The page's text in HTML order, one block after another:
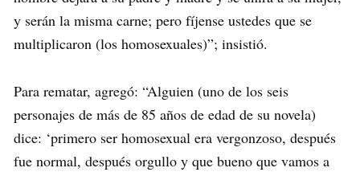
y serán la misma carne; pero fíjense ustedes que se
multiplicaron (los homosexuales)”; insistió.
Para rematar, agregó: “Alguien (uno de los seis
personajes de más de 85 años de edad de su novela)
dice: ‘primero ser homosexual era vergonzoso, después
fue normal, después orgullo y que bueno que vamos a